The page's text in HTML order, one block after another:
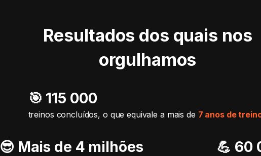
Resultados dos quais nos
orgulhamos
😎 Mais de 4 milhões
🎯️ 115 000
treinos concluídos, o que equivale a mais de 7 anos de
💪 60